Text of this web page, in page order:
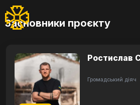
Засновники проєкту
Ростислав
Громадський діяч